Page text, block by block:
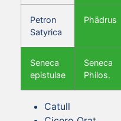
Petron
Satyrica
Phädrus
Seneca
epistulae
Seneca
Philos.
Catull